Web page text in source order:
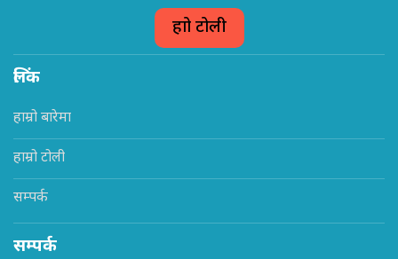
हाम्रो टोली
लिंक
हाम्रो बारेमा
हाम्रो टोली
सम्पर्क
सम्पर्क